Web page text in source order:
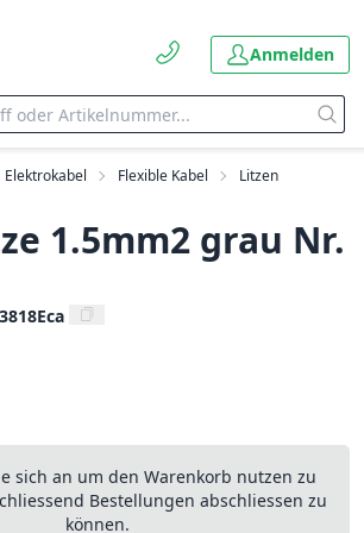
Anmelden
Elektrokabel Flexible Kabel Litzen
1.5mm2 grau Nr.
sich an um den Warenkorb nutzen zu
Bestellungen abschliessen zu
können.